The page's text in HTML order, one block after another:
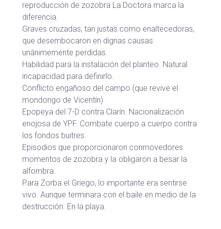
reproducción de zozobra La Doctora marca la
diferencia.
Graves cruzadas, tan justas como enaltecedoras,
que desembocaron en dignas causas
unánimemente perdidas.
Habilidad para la instalación del planteo. Natural
incapacidad para definirlo.
Conflicto engañoso del campo (que revive el
mondongo de Vicentín).
Epopeya del 7-D contra Clarín. Nacionalización
enojosa de YPF. Combate cuerpo a cuerpo contra
los fondos buitres.
Episodios que proporcionaron conmovedores
momentos de zozobra y la obligaron a besar la
alfombra.
Para Zorba el Griego, lo importante era sentirse
vivo. Aunque terminara con el baile en medio de la
destrucción. En la playa.